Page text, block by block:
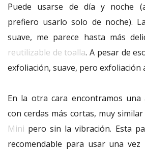
Puede usarse de día y noche
prefiero usarlo solo de noche).
suave, me parece hasta más
reutilizable de toalla. A pesar de
exfoliación, suave, pero exfoliación
En la otra cara encontramos una
con cerdas más cortas, muy
Mini pero sin la vibración. Esta
recomendable para usar una